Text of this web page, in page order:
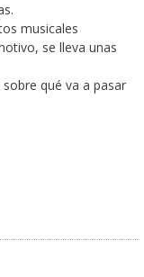
musicales
se lleva unas
qué va a pasar